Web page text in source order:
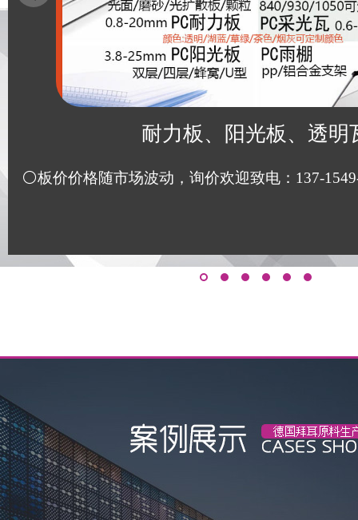
耐力板、阳光板、透明
⚪板价价格随市场波动，询价欢迎致电：137-